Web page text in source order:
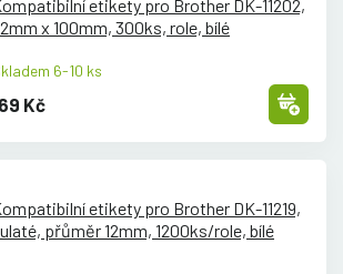
etikety pro Brother DK-11202,
x 100mm, 300ks, role, bílé
6-10 ks
Kč
etikety pro Brother DK-11219,
přůměr 12mm, 1200ks/role, bílé